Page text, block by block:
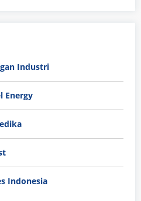
Industri
Energy
Indonesia